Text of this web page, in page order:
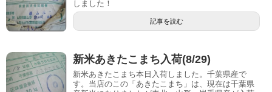
しました！
記事を読む
新米あきたこまち入荷(8/29)
新米あきたこまち本日入荷しました。千葉県産で
す。当店のこの「あきたこまち」は、現在は千葉県